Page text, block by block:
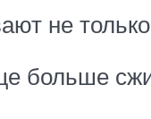
не
больше